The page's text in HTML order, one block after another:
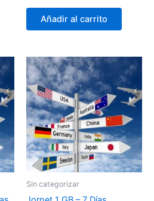
Añadir al carrito
Sin categorizar